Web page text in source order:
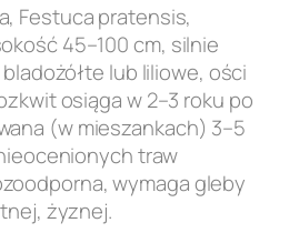
Festuca pratensis,
45–100 cm, silnie
lub liliowe, ości
osiąga w 2–3 roku po
(w mieszankach) 3–5
traw
wymaga gleby
żyznej.